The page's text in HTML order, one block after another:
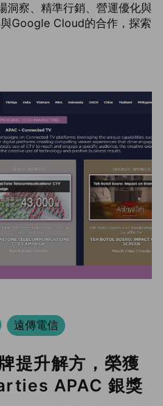
洞察、精準行銷、營運優化與
Google Cloud的合作，探索
遠傳電信
提升解方，榮獲
APAC 銀獎